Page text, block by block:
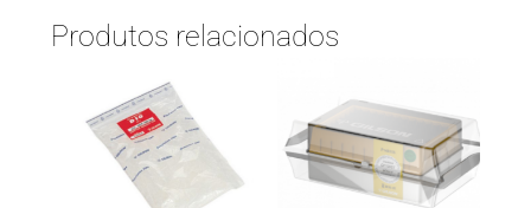
Produtos relacionados